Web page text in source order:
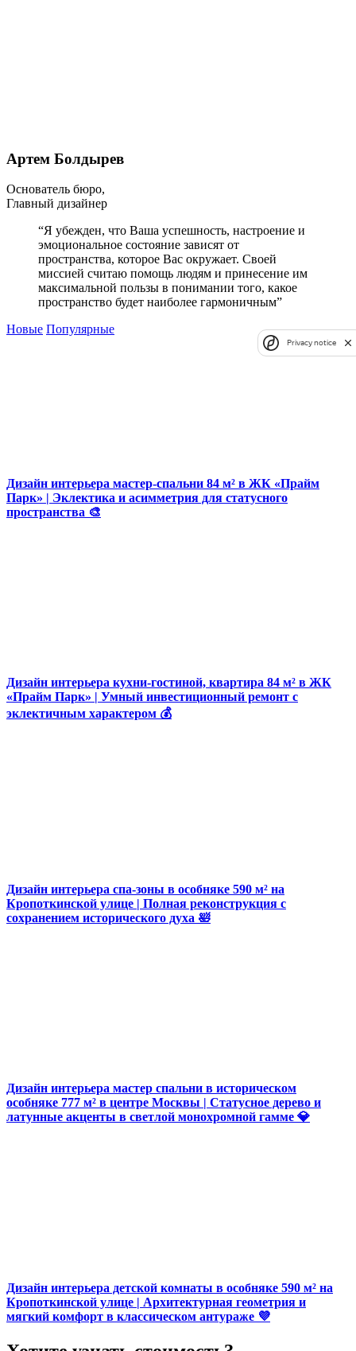
Артем Болдырев
Основатель бюро,
Главный дизайнер
“Я убежден, что Ваша успешность, настроение и
эмоциональное состояние зависят от
пространства, которое Вас окружает. Своей
миссией считаю помощь людям и принесение им
максимальной пользы в понимании того, какое
пространство будет наиболее гармоничным”
Новые Популярные
Дизайн интерьера мастер-спальни 84 м² в ЖК «Прайм
Парк» | Эклектика и асимметрия для статусного
пространства 🎨
Дизайн интерьера кухни-гостиной, квартира 84 м² в ЖК
«Прайм Парк» | Умный инвестиционный ремонт с
эклектичным характером 💰
Дизайн интерьера спа-зоны в особняке 590 м² на
Кропоткинской улице | Полная реконструкция с
сохранением исторического духа 🛀
Дизайн интерьера мастер спальни в историческом
особняке 777 м² в центре Москвы | Статусное дерево и
латунные акценты в светлой монохромной гамме 💎
Дизайн интерьера детской комнаты в особняке 590 м² на
Кропоткинской улице | Архитектурная геометрия и
мягкий комфорт в классическом антураже 💜
Privacy notice